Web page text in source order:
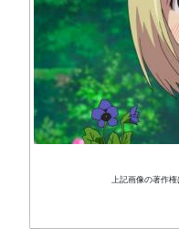
上記画像の著作権